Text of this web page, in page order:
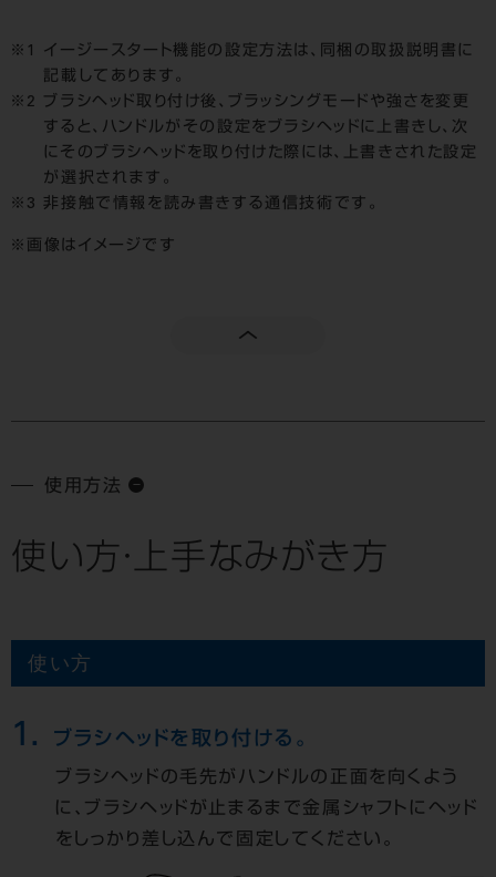
イージースタート機能の設定方法は、同梱の取扱説明書に
記載してあります。
ブラシヘッド取り付け後、ブラッシングモードや強さを変更
すると、ハンドルがその設定をブラシヘッドに上書きし、次
にそのブラシヘッドを取り付けた際には、上書きされた設定
が選択されます。
非接触で情報を読み書きする通信技術です。
画像はイメージです
使用方法
使い方・上手なみがき方
使い方
1. ブラシヘッドを取り付ける。
ブラシヘッドの毛先がハンドルの正面を向くよう
に、ブラシヘッドが止まるまで金属シャフトにヘッド
をしっかり差し込んで固定してください。